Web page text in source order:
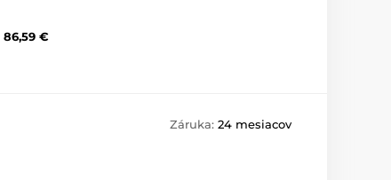
86,59 €
Záruka: 24 mesiacov